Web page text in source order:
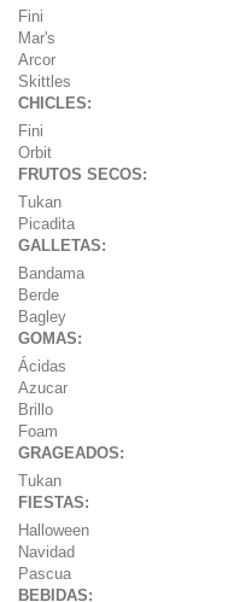
Fini
Mar's
Arcor
Skittles
CHICLES:
Fini
Orbit
FRUTOS SECOS:
Tukan
Picadita
GALLETAS:
Bandama
Berde
Bagley
GOMAS:
Ácidas
Azucar
Brillo
Foam
GRAGEADOS:
Tukan
FIESTAS:
Halloween
Navidad
Pascua
BEBIDAS: